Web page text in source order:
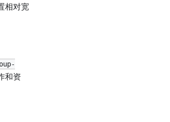
相对宽
和资